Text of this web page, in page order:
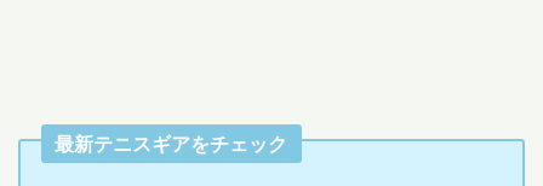
最新テニスギアをチェック